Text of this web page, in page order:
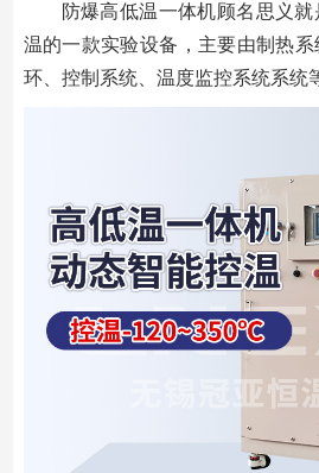
防爆高低温一体机顾名思义
温的一款实验设备，主要由制热
环、控制系统、温度监控系统系统